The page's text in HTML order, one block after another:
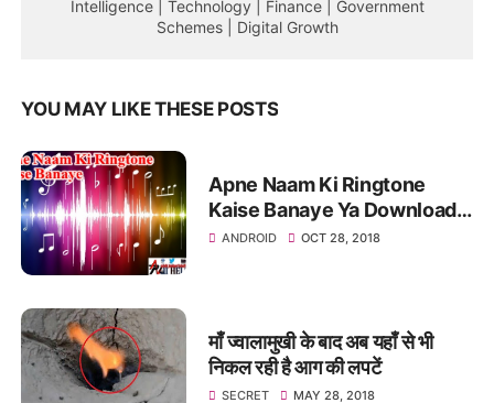
Intelligence | Technology | Finance | Government
Schemes | Digital Growth
YOU MAY LIKE THESE POSTS
Apne Naam Ki Ringtone
Kaise Banaye Ya Download
Kare
ANDROID OCT 28, 2018
माँ ज्वालामुखी के बाद अब यहाँ से भी
निकल रही है आग की लपटें
SECRET MAY 28, 2018